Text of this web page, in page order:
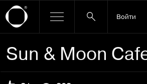
Войти